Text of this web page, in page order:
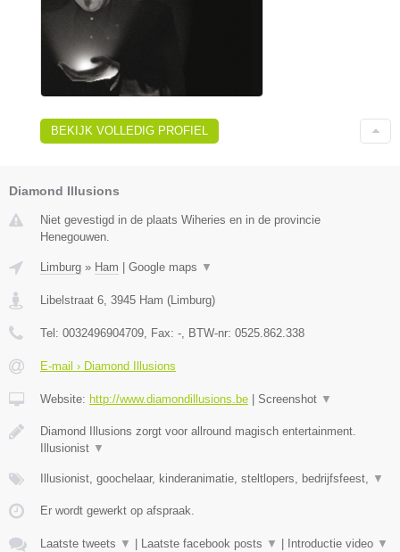
BEKIJK VOLLEDIG PROFIEL
Diamond Illusions
Niet gevestigd in de plaats Wiheries en in de provincie
Henegouwen.
Limburg » Ham Google maps ▼
Libelstraat 6, 3945 Ham (Limburg)
Tel: 0032496904709, Fax: -, BTW-nr: 0525.862.338
E-mail › Diamond Illusions
Website: http://www.diamondillusions.be Screenshot ▼
Diamond Illusions zorgt voor allround magisch entertainment.
Illusionist ▼
Illusionist, goochelaar, kinderanimatie, steltlopers, bedrijfsfeest, ▼
Er wordt gewerkt op afspraak.
Laatste tweets ▼ Laatste facebook posts ▼ Introductie video ▼